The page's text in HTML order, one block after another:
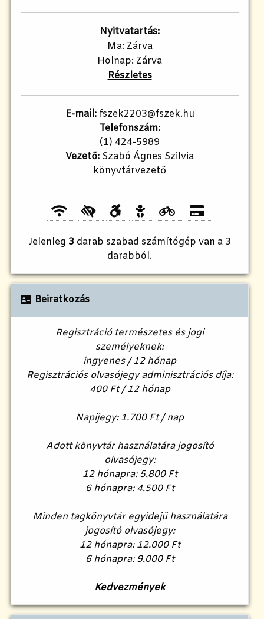
Nyitvatartás:
Ma: Zárva
Holnap: Zárva
Részletes
E-mail:fszek2203@fszek.hu
Telefonszám:
(1) 424-5989
Vezető: Szabó Ágnes Szilvia
könyvtárvezető
Jelenleg 3 darab szabad számítógép van a 3
darabból.
Beiratkozás
Regisztráció természetes és jogi
személyeknek:
ingyenes / 12 hónap
Regisztrációs olvasójegy adminisztrációs díja:
400 Ft / 12 hónap
Napijegy: 1.700 Ft / nap
Adott könyvtár használatára jogosító
olvasójegy:
12 hónapra: 5.800 Ft
6 hónapra: 4.500 Ft
Minden tagkönyvtár egyidejű használatára
jogosító olvasójegy:
12 hónapra: 12.000 Ft
6 hónapra: 9.000 Ft
Kedvezmények